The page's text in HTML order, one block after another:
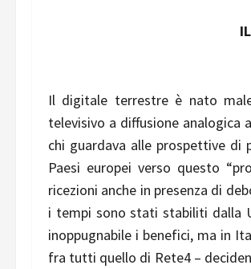
Il digitale terrestre è nato
televisivo a diffusione analogica
chi guardava alle prospettive di
Paesi europei verso questo
ricezioni anche in presenza di
i tempi sono stati stabiliti dalla
inoppugnabile i benefici, ma in
fra tutti quello di Rete4 –